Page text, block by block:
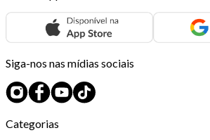
Siga-nos nas mídias sociais
Categorias